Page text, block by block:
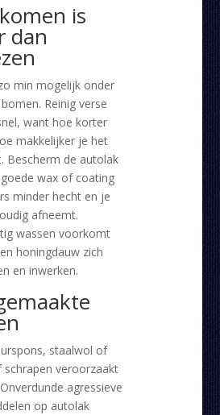
is
dan
min mogelijk onder
Reinig verse
want hoe korter
makkelijker je het
Bescherm de autolak
wax of coating
minder hecht en je
afneemt.
wassen voorkomt
honingdauw zich
en inwerken.
staalwol of
schrapen veroorzaakt
agressieve
op autolak